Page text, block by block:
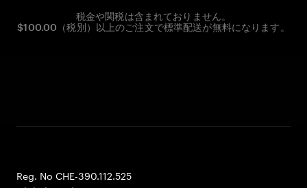
税金や関税は含まれておりません。
$100.00（税別）以上のご注文で標準配送が無料になります。
Reg. No CHE-390.112.525